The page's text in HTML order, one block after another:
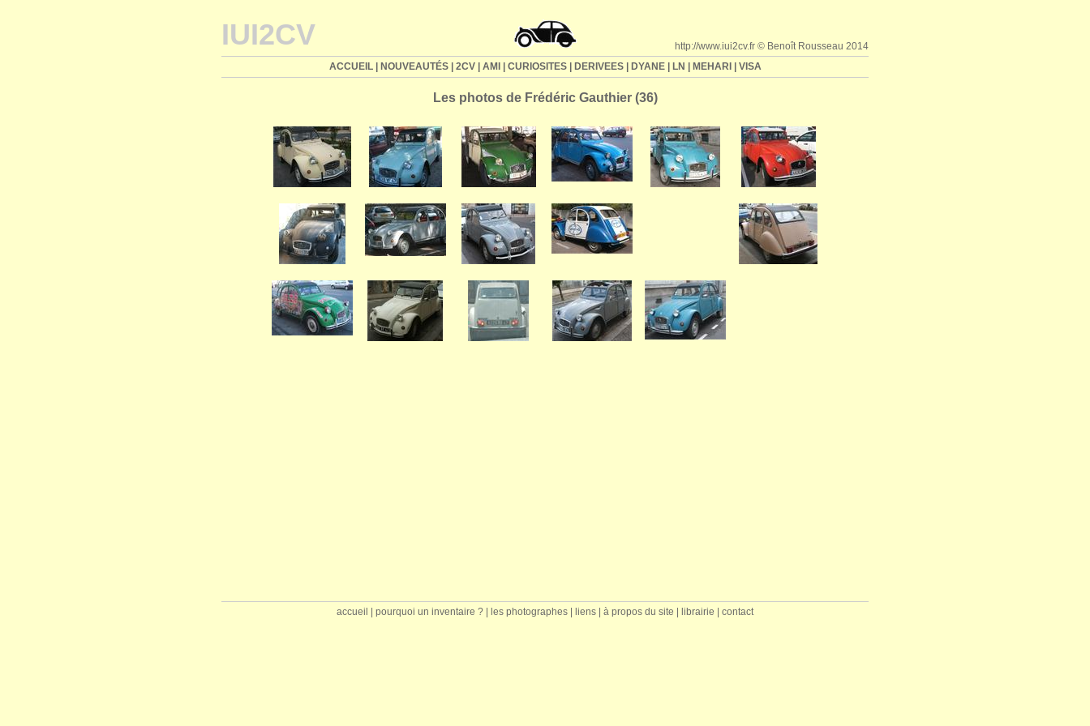
IUI2CV
http://www.iui2cv.fr © Benoît Rousseau 2014
ACCUEIL| NOUVEAUTÉS| 2CV| AMI CURIOSITES| DERIVEES| DYANE| LN MEHARI VISA
Les photos de Frédéric Gauthier (36)
accueil pourquoi un inventaire ? les photographes liens à propos du site librairie contact